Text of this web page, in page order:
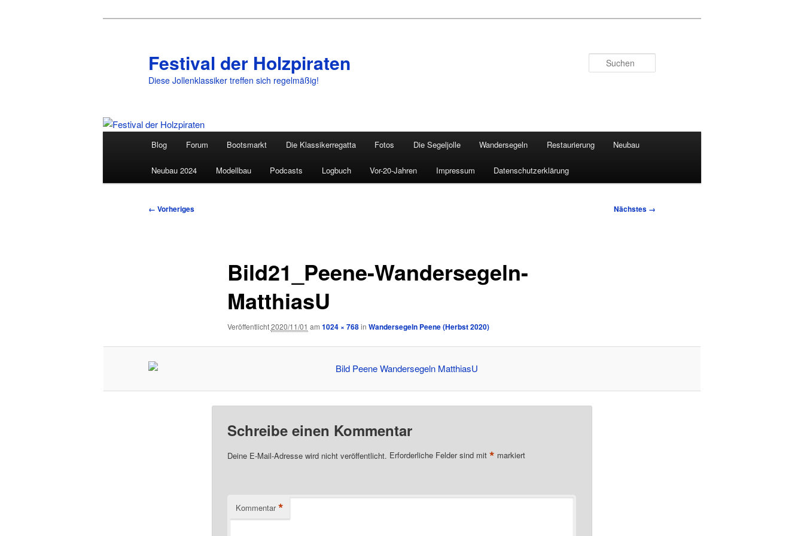
Festival der Holzpiraten
Diese Jollenklassiker treffen sich regelmäßig!
Zum
primären
Inhalt
Blog Forum Bootsmarkt Die Klassikerregatta Fotos Die Segeljolle Wandersegeln Restaurierung Neubau
Neubau 2024 Modellbau Podcasts Logbuch Vor-20-Jahren Impressum Datenschutzerklärung
Bilder-
← Vorheriges Nächstes →
Bild21_Peene-Wandersegeln-
MatthiasU
Veröffentlicht2020/11/01 am 1024 × 768in Wandersegeln Peene (Herbst 2020)
Schreibe einen Kommentar
Deine E-Mail-Adresse wird nicht veröffentlicht. Erforderliche Felder sind mit * markiert
Kommentar *